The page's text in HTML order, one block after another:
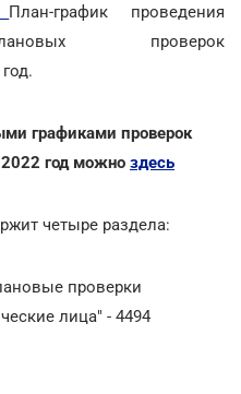
План-график проведения
проверок
графиками проверок
2022 год можно здесь
четыре раздела:
проверки
лица" - 4494